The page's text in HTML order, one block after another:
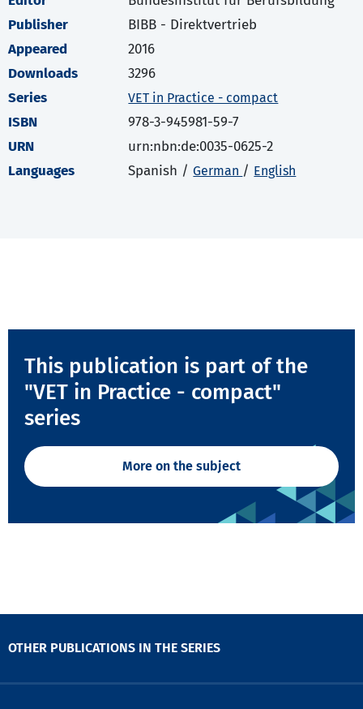
Publisher
BIBB - Direktvertrieb
Appeared
2016
Downloads
3296
Series
VET in Practice - compact
ISBN
978-3-945981-59-7
URN
urn:nbn:de:0035-0625-2
Languages
Spanish /German / English
This publication is part of the
"VET in Practice - compact"
series
More on the subject
OTHER PUBLICATIONS IN THE SERIES